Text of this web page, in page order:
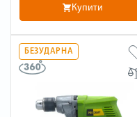
Купити
БЕЗУДАРНА